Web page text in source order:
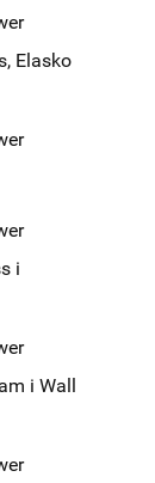
Elasko
i
i Wall